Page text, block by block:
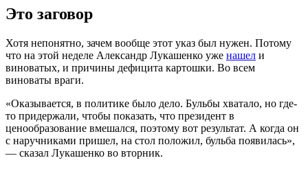
Это заговор
Хотя непонятно, зачем вообще этот указ был нужен. Потому
что на этой неделе Александр Лукашенко уже нашел и
виноватых, и причины дефицита картошки. Во всем
виноваты враги.
«Оказывается, в политике было дело. Бульбы хватало, но где-
то придержали, чтобы показать, что президент в
ценообразование вмешался, поэтому вот результат. А когда он
с наручниками пришел, на стол положил, бульба появилась»,
— сказал Лукашенко во вторник.